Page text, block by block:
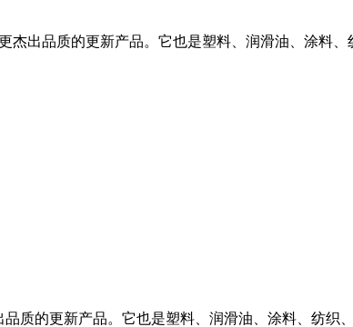
出品质的更新产品。它也是塑料、润滑油、涂料、
质的更新产品。它也是塑料、润滑油、涂料、纺织